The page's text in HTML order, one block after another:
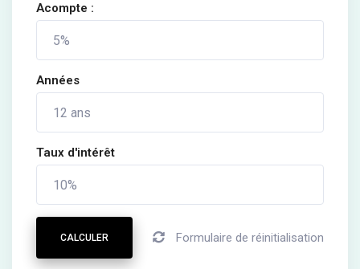
Acompte :
Années
Taux d'intérêt
CALCULER Formulaire de réinitialisation